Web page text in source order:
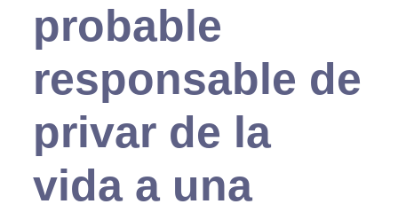
probable
responsable de
privar de la
vida a una